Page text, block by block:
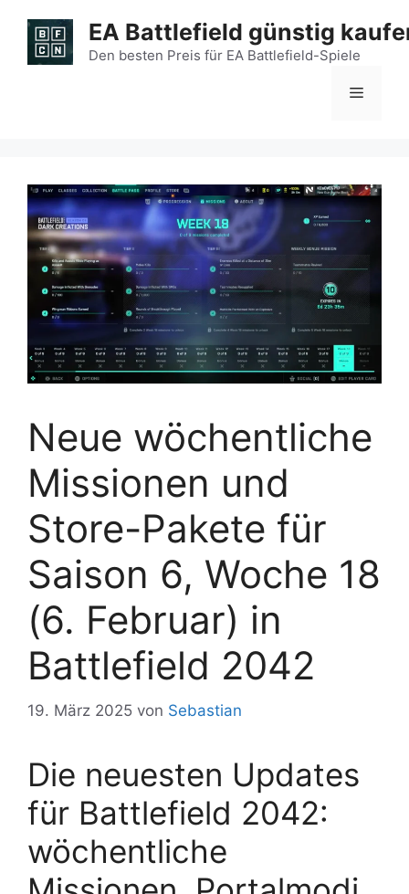
Inhalt
springen
EA Battlefield günstig
Den besten Preis für EA Battlefield-Spiele
Menü
Neue wöchentliche
Missionen und
Store-Pakete für
Saison 6, Woche 18
(6. Februar) in
Battlefield 2042
19. März 2025 von Sebastian
Die neuesten Updates
für Battlefield 2042:
wöchentliche